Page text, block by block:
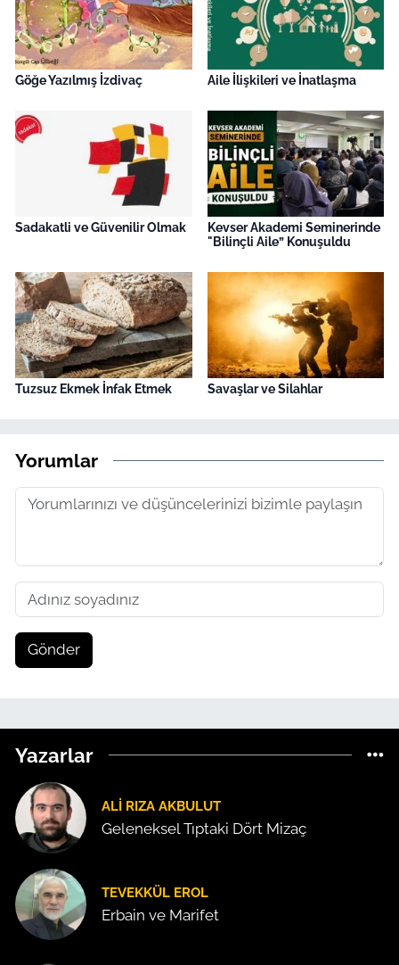
Göğe Yazılmış İzdivaç Aile İlişkileri ve İnatlaşma
Sadakatli ve Güvenilir Olmak
Kevser Akademi Seminerinde
"Bilinçli Aile” Konuşuldu
Tuzsuz Ekmek İnfak Etmek Savaşlar ve Silahlar
Yorumlar
Gönder
Yazarlar
ALI RIZA AKBULUT
Geleneksel Tıptaki Dört Mizaç
TEVEKKÜL EROL
Erbain ve Marifet